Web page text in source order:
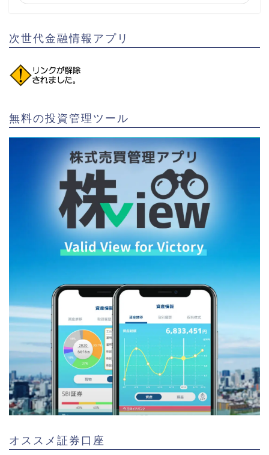
次世代金融情報アプリ
無料の投資管理ツール
オススメ証券口座